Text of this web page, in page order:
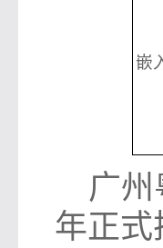
嵌
广州
年正式